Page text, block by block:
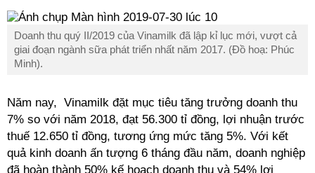
Doanh thu quý II/2019 của Vinamilk đã lập kỉ lục mới, vượt cả
giai đoạn ngành sữa phát triển nhất năm 2017. (Đồ hoạ: Phúc
Minh).
Năm nay, Vinamilk đặt mục tiêu tăng trưởng doanh thu
7% so với năm 2018, đạt 56.300 tỉ đồng, lợi nhuận trước
thuế 12.650 tỉ đồng, tương ứng mức tăng 5%. Với kết
quả kinh doanh ấn tượng 6 tháng đầu năm, doanh nghiệp
đã hoàn thành 50% kế hoạch doanh thu và 54% lợi